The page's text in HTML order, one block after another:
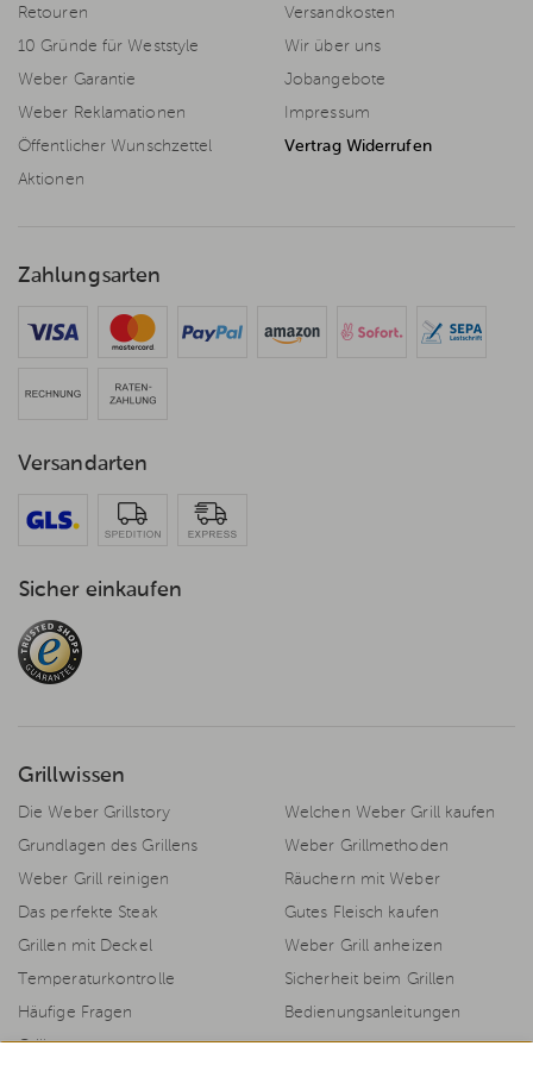
Retouren
10 Gründe für Weststyle
Weber Garantie
Weber Reklamationen
Öffentlicher Wunschzettel
Aktionen
Versandkosten
Wir über uns
Jobangebote
Impressum
Vertrag Widerrufen
Zahlungsarten
Versandarten
Sicher einkaufen
Grillwissen
Die Weber Grillstory
Welchen Weber Grill kaufen
Grundlagen des Grillens
Weber Grillmethoden
Weber Grill reinigen
Räuchern mit Weber
Das perfekte Steak
Gutes Fleisch kaufen
Grillen mit Deckel
Weber Grill anheizen
Temperaturkontrolle
Sicherheit beim Grillen
Häufige Fragen
Bedienungsanleitungen
Grillrezepte